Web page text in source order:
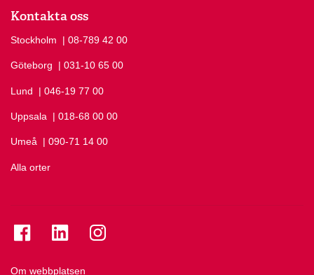
Kontakta oss
Stockholm Ring Stockholm på
| 08-789 42 00
Göteborg Ring Göteborg på
| 031-10 65 00
Lund Ring Lund på
| 046-19 77 00
Uppsala Ring Uppsala på
| 018-68 00 00
Umeå Ring Umeå på
| 090-71 14 00
Alla orter
Om webbplatsen
Se folkuniversitetet på Facebook
Se folkuniversitetet på LinkedIn